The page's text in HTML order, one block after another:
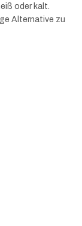
oder kalt.
Alternative zu